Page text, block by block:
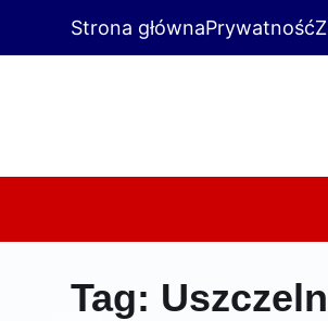
Strona głównaPrywatność
Tag: